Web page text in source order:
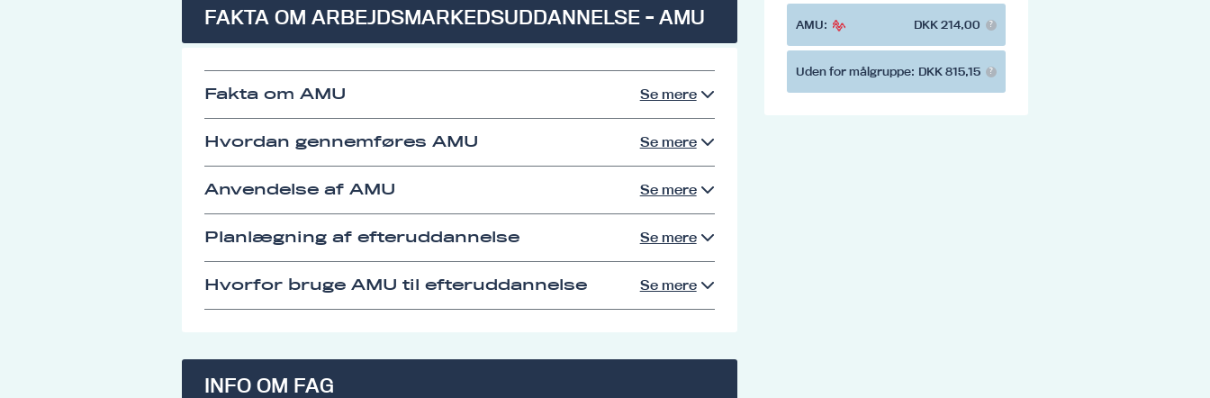
FAKTA OM ARBEJDSMARKEDSUDDANNELSE - AMU
Fakta om AMU Se mere
Hvordan gennemføres AMU Se mere
Anvendelse af AMU Se mere
Planlægning af efteruddannelse Se mere
Hvorfor bruge AMU til efteruddannelse Se mere
INFO OM FAG
AMU: DKK 214,00
Uden for målgruppe: DKK 815,15